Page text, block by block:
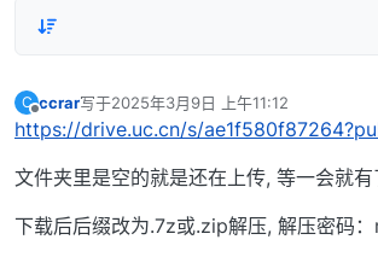
C
离线
ccrar写于2025年3月9日 上午11:12
最后由 编辑
https://drive.uc.cn/s/
文件夹里是空的就是还在上传, 等一会就有
下载后后缀改为.7z或.zip解压, 解压密码